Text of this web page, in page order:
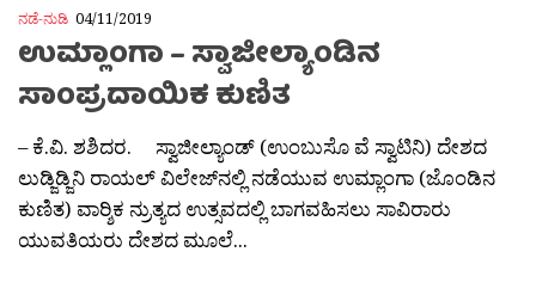
ನಡೆ-ನುಡಿ 04/11/2019
ಉಮ್ಲಾಂಗಾ – ಸ್ವಾಜೀಲ್ಯಾಂಡಿನ
ಸಾಂಪ್ರದಾಯಿಕ ಕುಣಿತ
– ಕೆ.ವಿ. ಶಶಿದರ. ಸ್ವಾಜೀಲ್ಯಾಂಡ್ (ಉಂಬುಸೊ ವೆ ಸ್ವಾಟಿನಿ) ದೇಶದ
ಲುಡ್ಜಿಡ್ಜಿನಿ ರಾಯಲ್ ವಿಲೇಜ್‌ನಲ್ಲಿ ನಡೆಯುವ ಉಮ್ಲಾಂಗಾ (ಜೊಂಡಿನ
ಕುಣಿತ) ವಾರ‍್ಶಿಕ ನ್ರುತ್ಯದ ಉತ್ಸವದಲ್ಲಿ ಬಾಗವಹಿಸಲು ಸಾವಿರಾರು
ಯುವತಿಯರು ದೇಶದ ಮೂಲೆ...